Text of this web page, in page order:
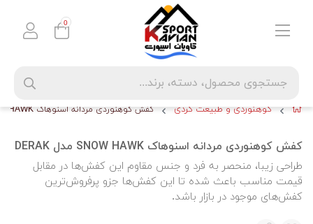
کوهنوردی و طبیعت گردی کفش کوهنوردی مردانه اسنوهاک SNOW HAWK مدل DERAK
کفش کوهنوردی مردانه اسنوهاک SNOW HAWK مدل DERAK
طراحی زیبا، منحصر به فرد و جنس مقاوم این کفش‌ها در مقابل
قیمت مناسب باعث شده تا این کفش‌ها جزو پرفروش‌ترین
کفش‌های موجود در بازار باشد.
0